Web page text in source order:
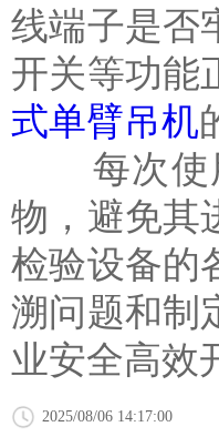
线端子是否
开关等功能
式单臂吊机
每次使用
物，避免其
检验设备的
溯问题和制
业安全高效
2025/08/06 14:17:00